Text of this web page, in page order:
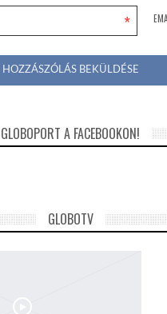
*
GLOBOPORT A FACEBOOKON!
GLOBOTV